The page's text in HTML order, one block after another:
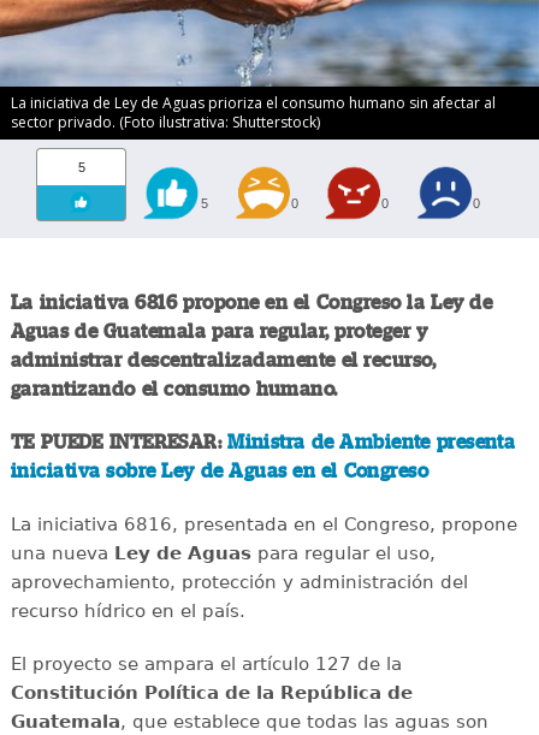
La iniciativa de Ley de Aguas prioriza el consumo humano sin afectar al
sector privado. (Foto ilustrativa: Shutterstock)
5
5 0 0 0
La iniciativa 6816 propone en el Congreso la Ley de
Aguas de Guatemala para regular, proteger y
administrar descentralizadamente el recurso,
garantizando el consumo humano.
TE PUEDE INTERESAR:Ministra de Ambiente presenta
iniciativa sobre Ley de Aguas en el Congreso
La iniciativa 6816, presentada en el Congreso, propone
una nueva Ley de Aguaspara regular el uso,
aprovechamiento, protección y administración del
recurso hídrico en el país.
El proyecto se ampara el artículo 127 de la
Constitución Política de la República de
Guatemala, que establece que todas las aguas son